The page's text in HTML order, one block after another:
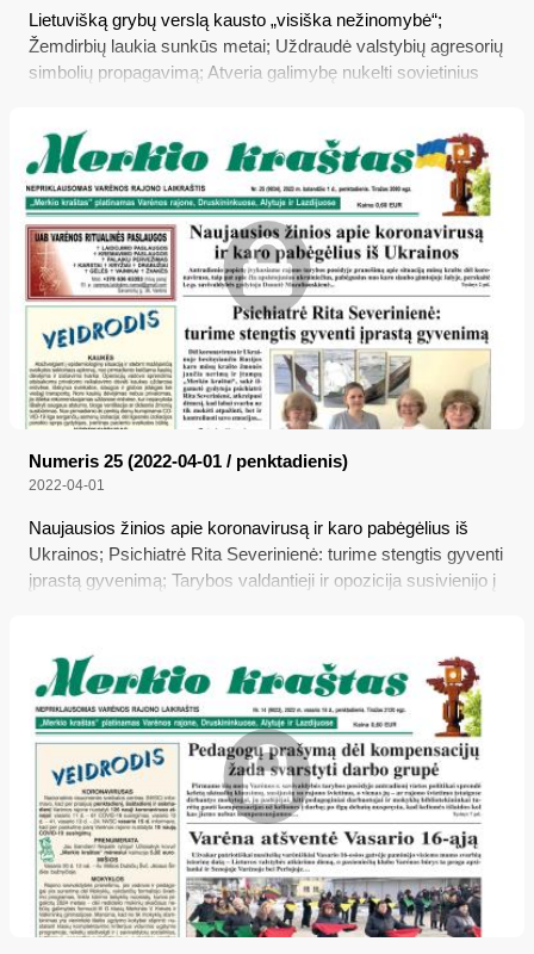
Lietuvišką grybų verslą kausto „visiška nežinomybė“;
Žemdirbių laukia sunkūs metai; Uždraudė valstybių agresorių
simbolių propagavimą; Atveria galimybę nukelti sovietinius
Numeris 25 (2022-04-01 / penktadienis)
2022-04-01
Naujausios žinios apie koronavirusą ir karo pabėgėlius iš
Ukrainos; Psichiatrė Rita Severinienė: turime stengtis gyventi
įprastą gyvenimą; Tarybos valdantieji ir opozicija susivienijo į